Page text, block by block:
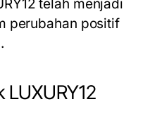
telah menjadi
perubahan positif
LUXURY12